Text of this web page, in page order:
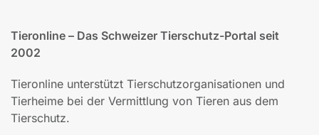
Tieronline – Das Schweizer Tierschutz-Portal seit
2002
Tieronline unterstützt Tierschutzorganisationen und
Tierheime bei der Vermittlung von Tieren aus dem
Tierschutz.